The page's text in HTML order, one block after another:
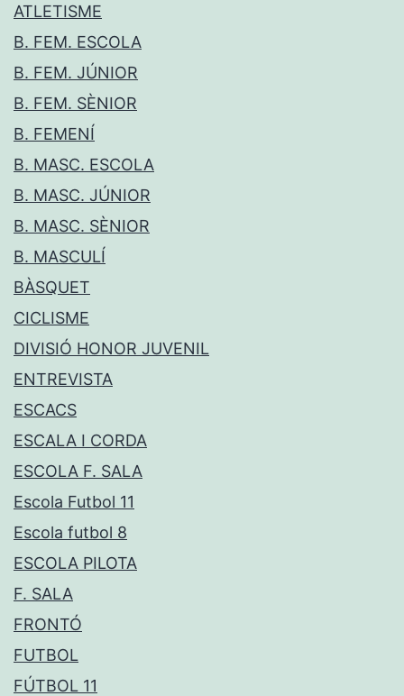
ATLETISME
B. FEM. ESCOLA
B. FEM. JÚNIOR
B. FEM. SÈNIOR
B. FEMENÍ
B. MASC. ESCOLA
B. MASC. JÚNIOR
B. MASC. SÈNIOR
B. MASCULÍ
BÀSQUET
CICLISME
DIVISIÓ HONOR JUVENIL
ENTREVISTA
ESCACS
ESCALA I CORDA
ESCOLA F. SALA
Escola Futbol 11
Escola futbol 8
ESCOLA PILOTA
F. SALA
FRONTÓ
FUTBOL
FÚTBOL 11